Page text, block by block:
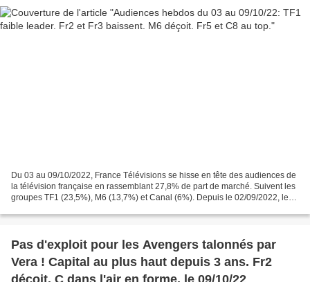
Du 03 au 09/10/2022, France Télévisions se hisse en tête des audiences de
la télévision française en rassemblant 27,8% de part de marché. Suivent les
groupes TF1 (23,5%), M6 (13,7%) et Canal (6%). Depuis le 02/09/2022, les
Pas d'exploit pour les Avengers talonnés par
Vera ! Capital au plus haut depuis 3 ans. Fr2
déçoit. C dans l'air en forme, le 09/10/22